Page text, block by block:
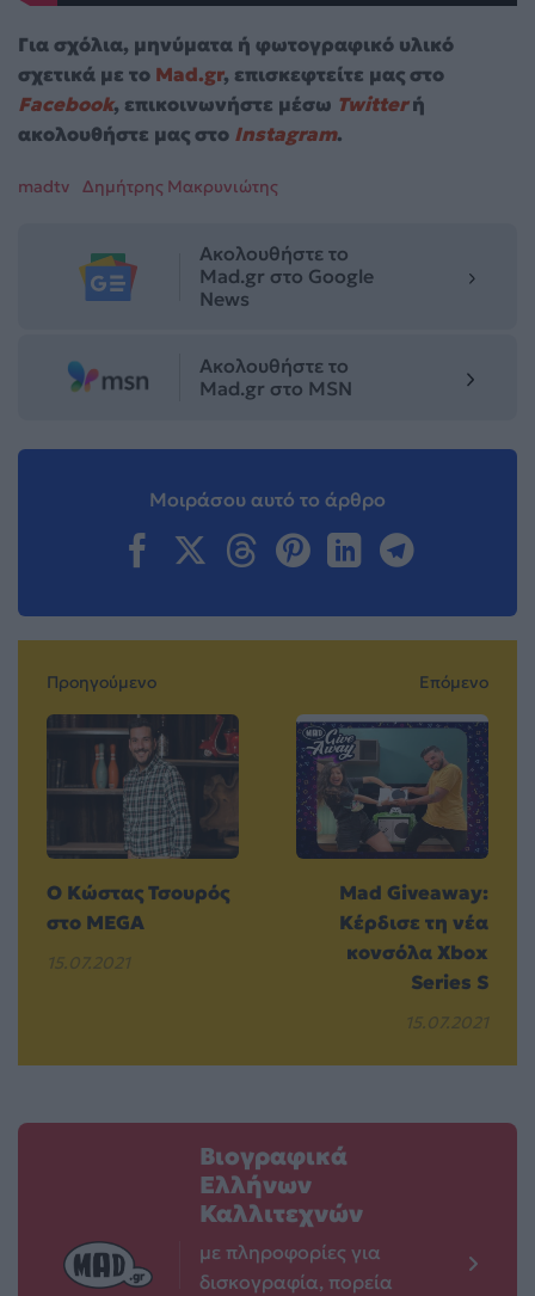
Για σχόλια, μηνύματα ή φωτογραφικό υλικό
σχετικά με το Mad.gr, επισκεφτείτε μας στο
Facebook, επικοινωνήστε μέσω Twitterή
ακολουθήστε μας στο Instagram.
madtv Δημήτρης Μακρυνιώτης
Ακολουθήστε το
Mad.gr στο Google
News
Ακολουθήστε το
Mad.gr στο MSN
Μοιράσου αυτό το άρθρο
Προηγούμενο
Ο Κώστας Τσουρός
στο MEGA
15.07.2021
Επόμενο
Mad Giveaway:
Κέρδισε τη νέα
κονσόλα Xbox
Series S
15.07.2021
Βιογραφικά
Ελλήνων
Καλλιτεχνών
με πληροφορίες για
δισκογραφία, πορεία